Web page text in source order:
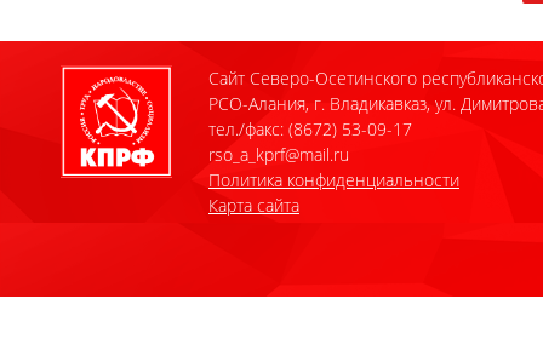
Сайт Северо-Осетинского
РСО-Алания, г. Владикавказ, ул.
тел./факс: (8672) 53-09-17
rso_a_kprf@mail.ru
Политика конфиденциальности
Карта сайта